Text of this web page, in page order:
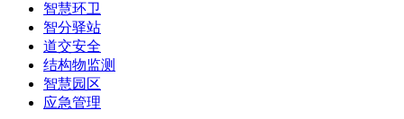
智慧环卫
智分驿站
道交安全
结构物监测
智慧园区
应急管理